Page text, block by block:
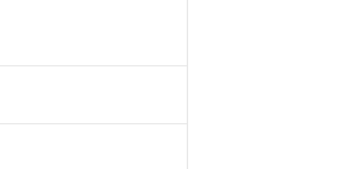
製品が提供可能な商品です。
に切り替える予定のある商品です。
商品で、対応品を出す予定はありません。
と判明した場合などやむを得ず変更する